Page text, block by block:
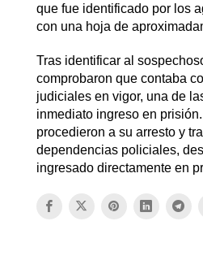
que fue identificado por los
con una hoja de
Tras identificar al
comprobaron que contaba
judiciales en vigor, una de
inmediato ingreso en
procedieron a su arresto y
dependencias policiales,
ingresado directamente en